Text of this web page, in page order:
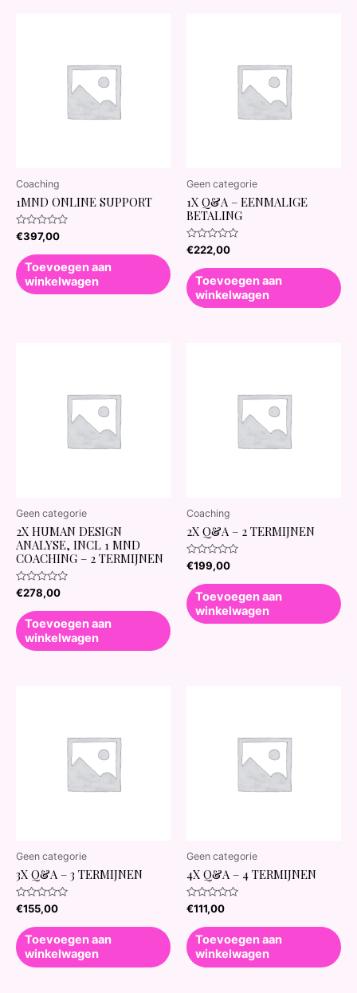
Coaching
1MND ONLINE SUPPORT
Waardering
0
5
€397,00
Toevoegen aan
winkelwagen
Geen categorie
1X Q&A – EENMALIGE
BETALING
Waardering
0
5
€222,00
Toevoegen aan
winkelwagen
Geen categorie
2X HUMAN DESIGN
ANALYSE, INCL 1 MND
COACHING – 2 TERMIJNEN
Waardering
0
5
€278,00
Toevoegen aan
winkelwagen
Coaching
2X Q&A – 2 TERMIJNEN
Waardering
0
5
€199,00
Toevoegen aan
winkelwagen
Geen categorie
3X Q&A – 3 TERMIJNEN
Waardering
0
5
€155,00
Toevoegen aan
winkelwagen
Geen categorie
4X Q&A – 4 TERMIJNEN
Waardering
0
5
€111,00
Toevoegen aan
winkelwagen